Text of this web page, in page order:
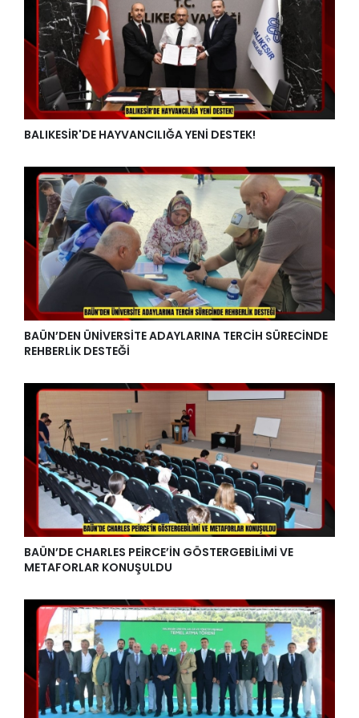
BALIKESİR'DE HAYVANCILIĞA YENİ DESTEK!
BAÜN’DEN ÜNİVERSİTE ADAYLARINA TERCİH SÜRECİNDE
REHBERLİK DESTEĞİ
BAÜN’DE CHARLES PEİRCE’İN GÖSTERGEBİLİMİ VE
METAFORLAR KONUŞULDU